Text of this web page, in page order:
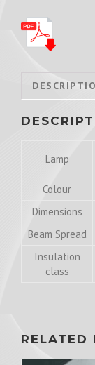
Lamp
Colour
Dimensions
Beam Spread
Insulation
class
RELATED